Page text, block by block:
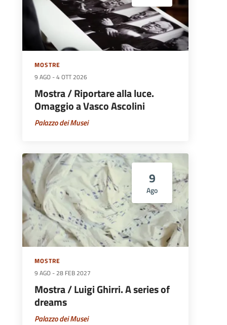
MOSTRE
9 AGO -4 OTT 2026
Mostra / Riportare alla luce.
Omaggio a Vasco Ascolini
Palazzo dei Musei
9
Ago
MOSTRE
9 AGO -28 FEB 2027
Mostra / Luigi Ghirri. A series of
dreams
Palazzo dei Musei